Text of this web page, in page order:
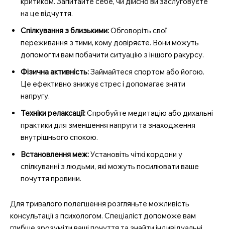
на це відчуття.
Спілкування з близькими:Обговоріть свої
переживання з тими, кому довіряєте. Вони можуть
допомогти вам побачити ситуацію з іншого ракурсу.
Фізична активність:Займайтеся спортом або йогою.
Це ефективно знижує стрес і допомагає зняти
напругу.
Техніки релаксації:Спробуйте медитацію або дихальні
практики для зменшення напруги та знаходження
внутрішнього спокою.
Встановлення меж:Установіть чіткі кордони у
спілкуванні з людьми, які можуть посилювати ваше
почуття провини.
Для тривалого полегшення розгляньте можливість
консультації з психологом. Спеціаліст допоможе вам